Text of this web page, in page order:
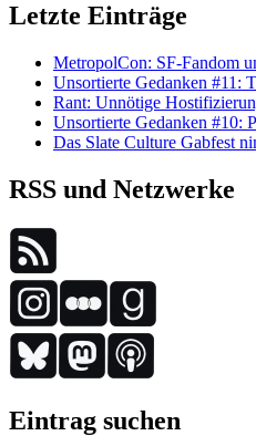
Letzte Einträge
MetropolCon: SF-Fandom
Unsortierte Gedanken #11:
Rant: Unnötige
Unsortierte Gedanken #10:
Das Slate Culture Gabfest
RSS und Netzwerke
Eintrag suchen